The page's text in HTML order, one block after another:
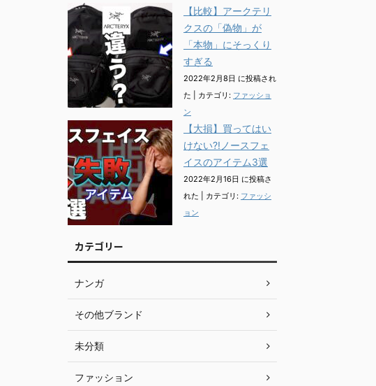
【比較】アークテリ
クスの「偽物」が
「本物」にそっくり
すぎる
2022年2月8日 に投稿され
た
カテゴリ: ファッショ
ン
【大損】買ってはい
けない?!ノースフェ
イスのアイテム3選
2022年2月16日 に投稿さ
れた
カテゴリ: ファッシ
ョン
カテゴリー
ナンガ
その他ブランド
未分類
ファッション